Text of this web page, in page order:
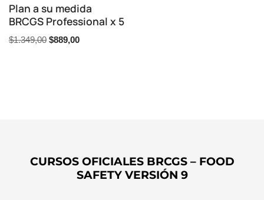
Plan a su medida
BRCGS Professional x 5
$1.349,00 $889,00
CURSOS OFICIALES BRCGS – FOOD
SAFETY VERSIÓN 9